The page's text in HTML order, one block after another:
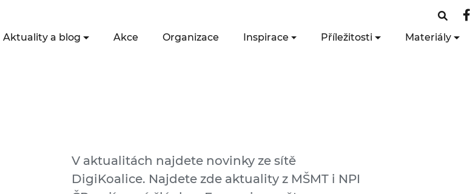
Aktuality a blog Akce Organizace Inspirace Příležitosti Materiály
V aktualitách najdete novinky ze sítě
DigiKoalice. Najdete zde aktuality z MŠMT i NPI